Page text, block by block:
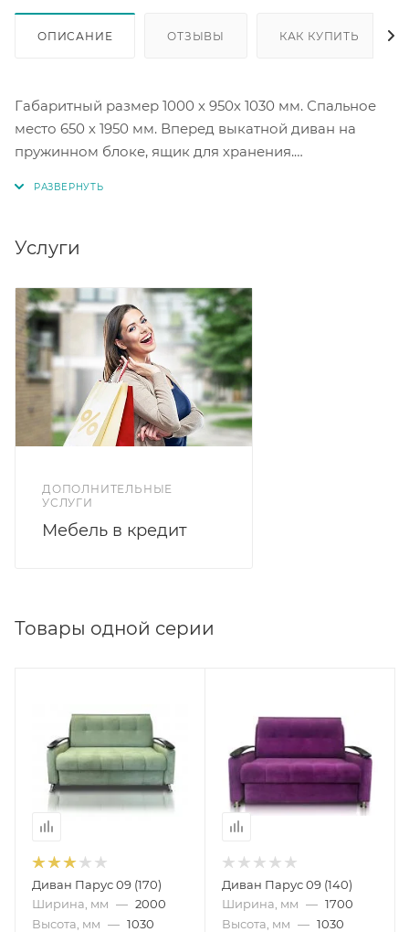
ОПИСАНИЕ ОТЗЫВЫ КАК КУПИТЬ
Габаритный размер 1000 х 950х 1030 мм. Спальное
место 650 х 1950 мм. Вперед выкатной диван на
пружинном блоке, ящик для хранения.
Услуги
ДОПОЛНИТЕЛЬНЫЕ
УСЛУГИ
Мебель в кредит
Товары одной серии
Диван Парус 09 (170)
Ширина, мм — 2000
Высота, мм — 1030
Диван Парус 09 (140)
Ширина, мм — 1700
Высота, мм — 1030